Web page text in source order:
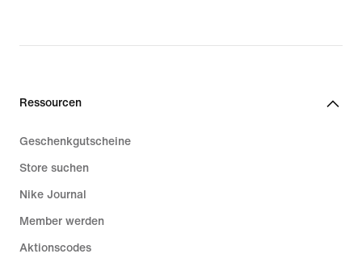
Ressourcen
Geschenkgutscheine
Store suchen
Nike Journal
Member werden
Aktionscodes